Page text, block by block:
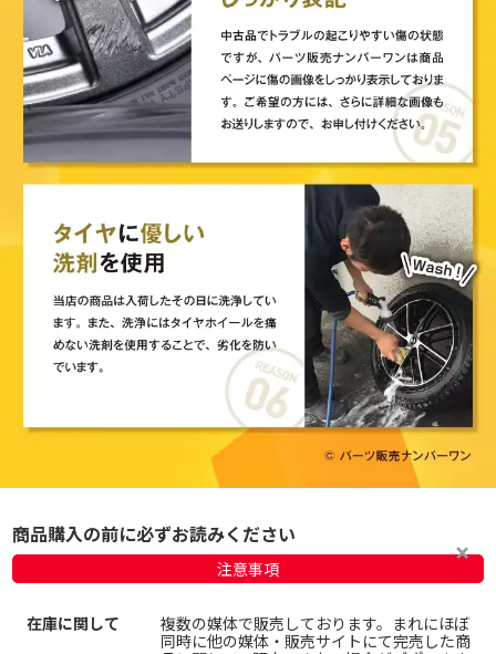
商品購入の前に必ずお読みください
注意事項
在庫に関して
複数の媒体で販売しております。まれにほぼ
同時に他の媒体・販売サイトにて完売した商